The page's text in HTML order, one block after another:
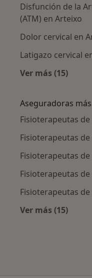
Disfunción de la
(ATM) en Arteixo
Dolor cervical en
Latigazo cervical
Ver más (15)
Aseguradoras
Fisioterapeutas
Fisioterapeutas
Fisioterapeutas
Fisioterapeutas
Fisioterapeutas
Ver más (15)